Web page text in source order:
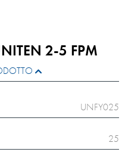
2-5 FPM
UNFY025
25